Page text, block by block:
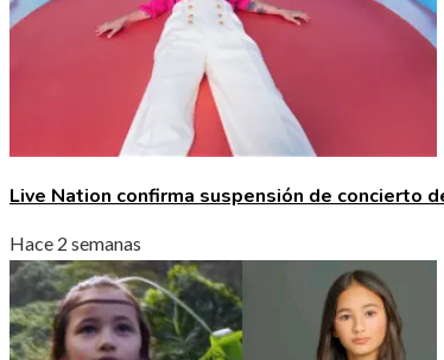
Live Nation confirma suspensión de concierto
Hace 2 semanas